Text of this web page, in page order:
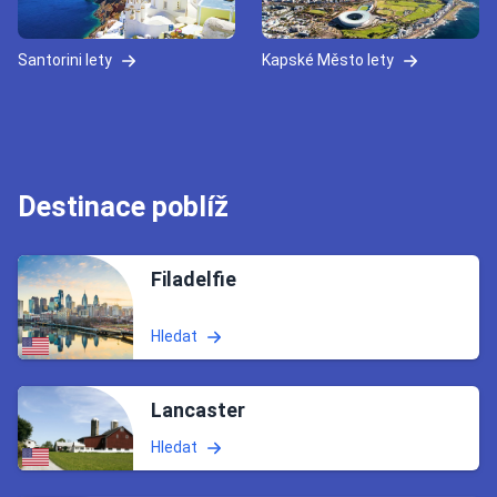
Santorini lety Kapské Město lety
Destinace poblíž
Filadelfie
Hledat
Lancaster
Hledat